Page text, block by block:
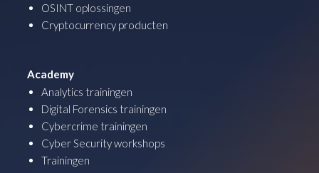
OSINT oplossingen
Cryptocurrency producten
Academy
Analytics trainingen
Digital Forensics trainingen
Cybercrime trainingen
Cyber Security workshops
Trainingen